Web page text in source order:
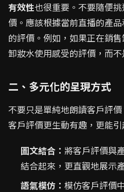
有效性也很重要。不要隨便
價。應該根據當前直播的產
的評價。例如，如果正在銷
卸妝水使用感受的評價，而
二、多元化的呈現方式
不要只是單純地朗讀客戶評
客戶評價更生動有趣，更能引
圖文結合： 將客戶評價與
結合起來，更直觀地展示
語氣模仿： 模仿客戶評價